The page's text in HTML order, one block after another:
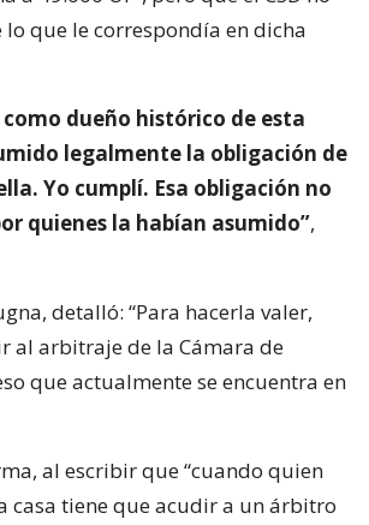
lo que le correspondía en dicha
como dueño histórico de esta
legalmente la obligación de
Yo cumplí. Esa obligación no
quienes la habían asumido”,
detalló: “Para hacerla valer,
al arbitraje de la Cámara de
que actualmente se encuentra en
al escribir que “cuando quien
casa tiene que acudir a un árbitro